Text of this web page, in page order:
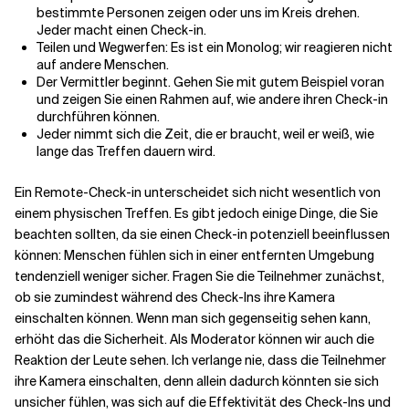
bestimmte Personen zeigen oder uns im Kreis drehen.
Jeder macht einen Check-in.
Teilen und Wegwerfen: Es ist ein Monolog; wir reagieren nicht
auf andere Menschen.
Der Vermittler beginnt. Gehen Sie mit gutem Beispiel voran
und zeigen Sie einen Rahmen auf, wie andere ihren Check-in
durchführen können.
Jeder nimmt sich die Zeit, die er braucht, weil er weiß, wie
lange das Treffen dauern wird.
Ein Remote-Check-in unterscheidet sich nicht wesentlich von
einem physischen Treffen. Es gibt jedoch einige Dinge, die Sie
beachten sollten, da sie einen Check-in potenziell beeinflussen
können: Menschen fühlen sich in einer entfernten Umgebung
tendenziell weniger sicher. Fragen Sie die Teilnehmer zunächst,
ob sie zumindest während des Check-Ins ihre Kamera
einschalten können. Wenn man sich gegenseitig sehen kann,
erhöht das die Sicherheit. Als Moderator können wir auch die
Reaktion der Leute sehen. Ich verlange nie, dass die Teilnehmer
ihre Kamera einschalten, denn allein dadurch könnten sie sich
unsicher fühlen, was sich auf die Effektivität des Check-Ins und